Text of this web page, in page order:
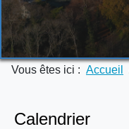
Vous êtes ici : Accueil
Calendrier